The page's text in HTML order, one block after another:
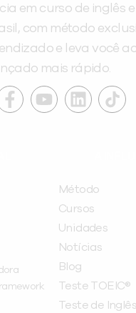
em curso de inglês
com método
e leva você
mais rápido.
Método
Cursos
Unidades
Notícias
Blog
Teste TOEIC®
Teste de